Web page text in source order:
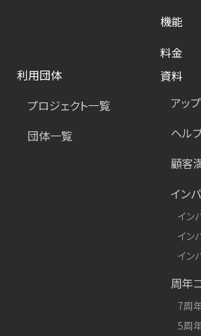
機能
料金
利用団体
プロジェクト一覧
団体一覧
資料
アッ
ヘル
顧客
イン
イン
イン
イン
周年
7周
5周